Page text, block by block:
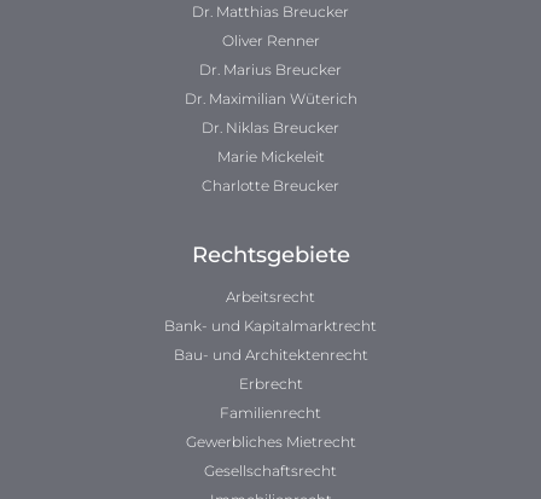
Dr. Matthias Breucker
Oliver Renner
Dr. Marius Breucker
Dr. Maximilian Wüterich
Dr. Niklas Breucker
Marie Mickeleit
Charlotte Breucker
Rechtsgebiete
Arbeitsrecht
Bank- und Kapitalmarktrecht
Bau- und Architektenrecht
Erbrecht
Familienrecht
Gewerbliches Mietrecht
Gesellschaftsrecht